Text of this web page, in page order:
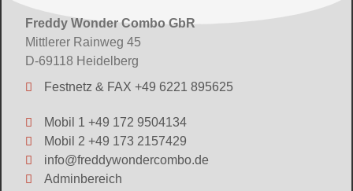
Freddy Wonder Combo GbR
Mittlerer Rainweg 45
D-69118 Heidelberg
Festnetz & FAX +49 6221 895625
Mobil 1 +49 172 9504134
Mobil 2 +49 173 2157429
info@freddywondercombo.de
Adminbereich